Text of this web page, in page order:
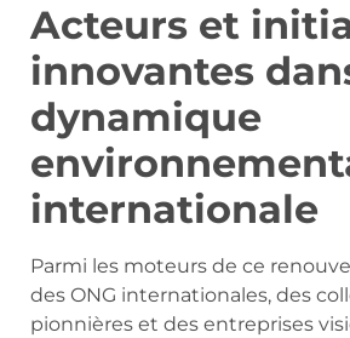
Acteurs et
innovantes
dynamique
internationale
Parmi les moteurs de ce
des ONG internationales, des
pionnières et des entreprises